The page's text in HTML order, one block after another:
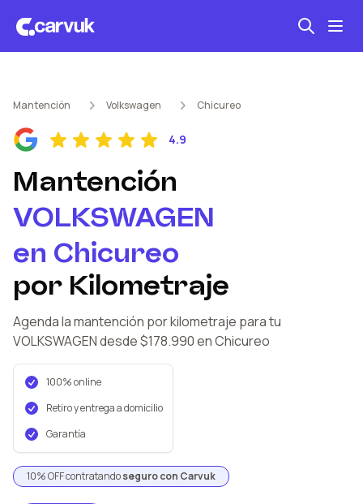
Mantención kilometraje
Revisión técnica
Mantención Volkswagen Chicureo
4.9
Mantención
VOLKSWAGEN
en Chicureo
por Kilometraje
Agenda la mantención por kilometraje para tu
VOLKSWAGENdesde $178.990en Chicureo
100% online
Retiro y entrega a domicilio
Garantía
10% OFF contratandoseguro con Carvuk